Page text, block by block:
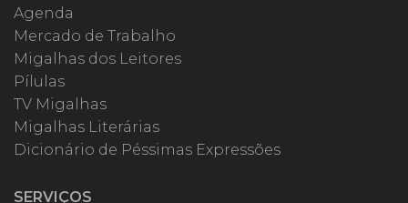
Agenda
Mercado de Trabalho
Migalhas dos Leitores
Pílulas
TV Migalhas
Migalhas Literárias
Dicionário de Péssimas Expressões
SERVIÇOS